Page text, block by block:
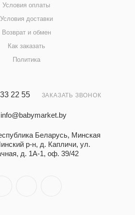
Условия оплаты
Условия доставки
Возврат и обмен
Как заказать
Политика
22 55 ЗАКАЗАТЬ ЗВОНОК
info@babymarket.by
Беларусь, Минская
р-н, д. Капличи, ул.
д. 1А-1, оф. 39/42